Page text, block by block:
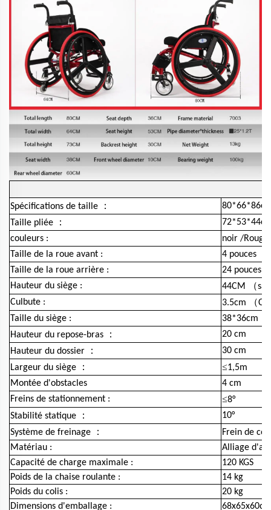
Spécifications de taille ：
Taille pliée
：
couleurs :
noir /Rouge
Taille de la roue avant :
4 pouces
Taille de la roue arrière :
24 pouces
Hauteur du siège :
44CM （
Culbute :
3.5cm （
Taille du siège :
38*36cm
Hauteur du repose-bras
：
20 cm
Hauteur du dossier
：
30 cm
Largeur du siège
： ≤1,5m
Montée d'obstacles
4 cm
Freins de stationnement :
≤8°
Stabilité statique
：
10°
Système de freinage
：
Frein de
Matériau :
Alliage
Capacité de charge maximale :
120 KGS
Poids de la chaise roulante :
14 kg
Poids du colis :
20 kg
Dimensions d'emballage :
68x65x60cm